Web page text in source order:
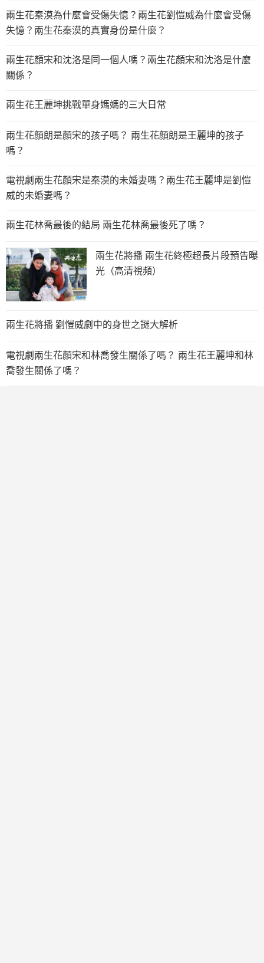
兩生花秦漠為什麼會受傷失憶？兩生花劉愷威為什麼會受傷
失憶？兩生花秦漠的真實身份是什麼？
兩生花顏宋和沈洛是同一個人嗎？兩生花顏宋和沈洛是什麼
關係？
兩生花王麗坤挑戰單身媽媽的三大日常
兩生花顏朗是顏宋的孩子嗎？ 兩生花顏朗是王麗坤的孩子
嗎？
電視劇兩生花顏宋是秦漠的未婚妻嗎？兩生花王麗坤是劉愷
威的未婚妻嗎？
兩生花林喬最後的結局 兩生花林喬最後死了嗎？
兩生花將播 兩生花終極超長片段預告曝
光（高清視頻）
兩生花將播 劉愷威劇中的身世之謎大解析
電視劇兩生花顏宋和林喬發生關係了嗎？ 兩生花王麗坤和林
喬發生關係了嗎？